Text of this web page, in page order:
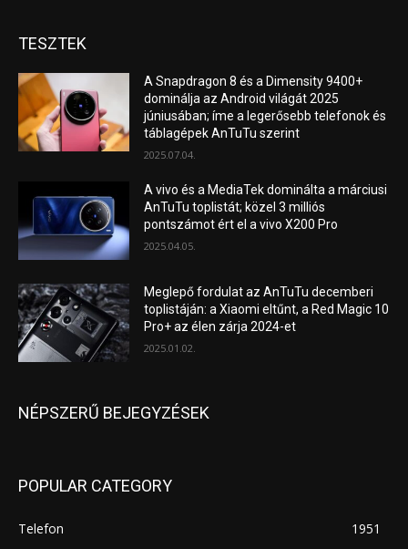
TESZTEK
A Snapdragon 8 és a Dimensity 9400+
dominálja az Android világát 2025
júniusában; íme a legerősebb telefonok és
táblagépek AnTuTu szerint
2025.07.04.
A vivo és a MediaTek dominálta a márciusi
AnTuTu toplistát; közel 3 milliós
pontszámot ért el a vivo X200 Pro
2025.04.05.
Meglepő fordulat az AnTuTu decemberi
toplistáján: a Xiaomi eltűnt, a Red Magic 10
Pro+ az élen zárja 2024-et
2025.01.02.
NÉPSZERŰ BEJEGYZÉSEK
POPULAR CATEGORY
Telefon
1951